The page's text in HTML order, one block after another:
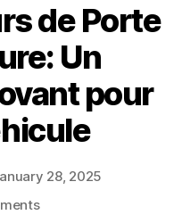
de Porte
Un
pour
28, 2025
on